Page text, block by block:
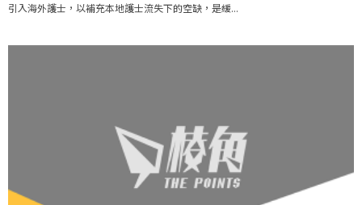
引入海外護士，以補充本地護士流失下的空缺，是緩...